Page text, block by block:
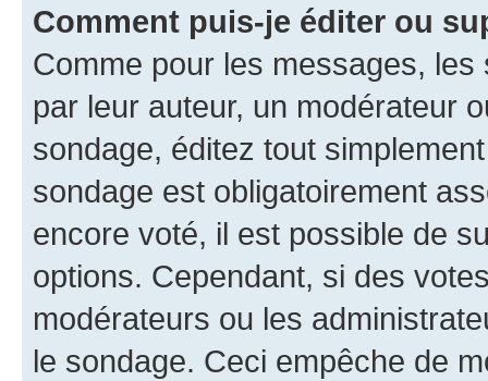
Comment puis-je éditer ou
Comme pour les messages,
par leur auteur, un modérateur
sondage, éditez tout
sondage est obligatoirement
encore voté, il est possible de
options. Cependant, si des
modérateurs ou les
le sondage. Ceci empêche de